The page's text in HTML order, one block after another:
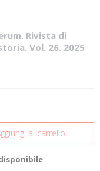
Rivista di
Vol. 26. 2025
al carrello